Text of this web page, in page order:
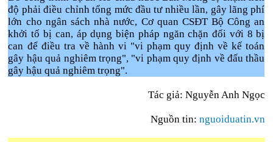
độ phải điều chỉnh tổng mức đầu tư nhiều lần, gây lãng phí
lớn cho ngân sách nhà nước, Cơ quan CSĐT Bộ Công an
khởi tố bị can, áp dụng biện pháp ngăn chặn đối với 8 bị
can để điều tra về hành vi "vi phạm quy định về kế toán
gây hậu quả nghiêm trọng", "vi phạm quy định về đấu thầu
gây hậu quả nghiêm trọng".
Tác giả: Nguyễn Anh Ngọc
Nguồn tin: nguoiduatin.vn